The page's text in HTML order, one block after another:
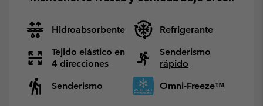
Hidroabsorbente
Refrigerante
Tejido elástico en
4 direcciones
Senderismo
rápido
Senderismo
Omni-Freeze™